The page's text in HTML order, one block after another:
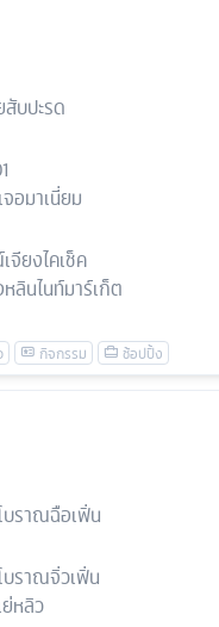
บปะรด
อมาเนี่ยม
ยงไคเช็ค
ลินไนท์มาร์เก็ต
บราณฉือเฟิ่น
บราณจิ่วเฟิ่น
หลิว